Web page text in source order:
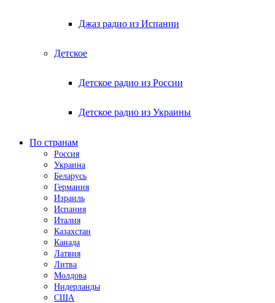
Джаз радио из Испании
Детское
Детское радио из России
Детское радио из Украины
По странам
Россия
Украина
Беларусь
Германия
Израиль
Испания
Италия
Казахстан
Канада
Латвия
Литва
Молдова
Нидерланды
США